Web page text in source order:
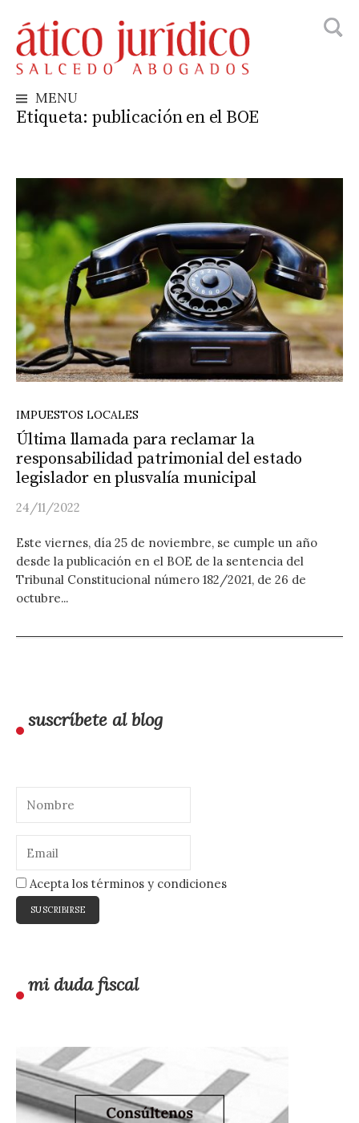
to
content
MENU
Etiqueta: publicación en el BOE
IMPUESTOS LOCALES
Última llamada para reclamar la
responsabilidad patrimonial del estado
legislador en plusvalía municipal
24/11/2022
Este viernes, día 25 de noviembre, se cumple un año
desde la publicación en el BOE de la sentencia del
Tribunal Constitucional número 182/2021, de 26 de
octubre...
suscríbete al blog
Acepta los términos y condiciones
mi duda fiscal